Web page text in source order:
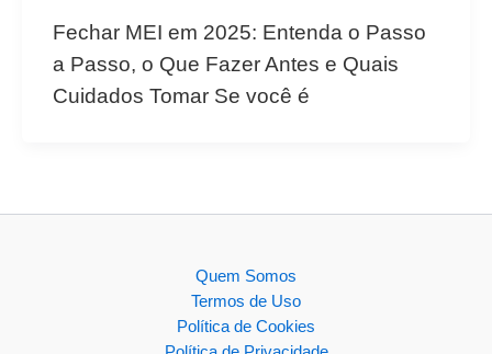
Fechar MEI em 2025: Entenda o Passo
a Passo, o Que Fazer Antes e Quais
Cuidados Tomar Se você é
Quem Somos
Termos de Uso
Política de Cookies